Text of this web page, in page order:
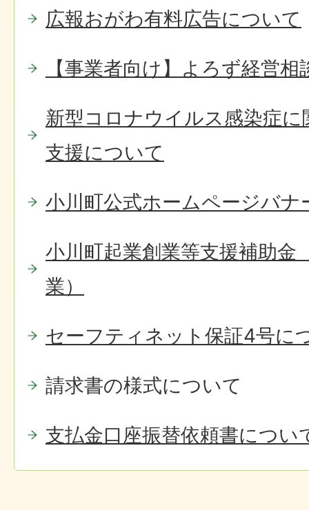
広報おがわ有料広告について
【事業者向け】よろず経営相
新型コロナウイルス感染症
支援について
小川町公式ホームページバナ
小川町起業創業等支援補助金
業）
セーフティネット保証4号に
請求書の様式について
支払金口座振替依頼書につい